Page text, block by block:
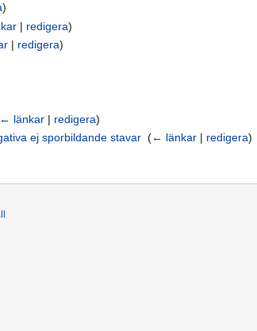
)
| redigera)
| redigera)
← länkar | redigera)
ej sporbildande stavar ‎(← länkar | redigera)